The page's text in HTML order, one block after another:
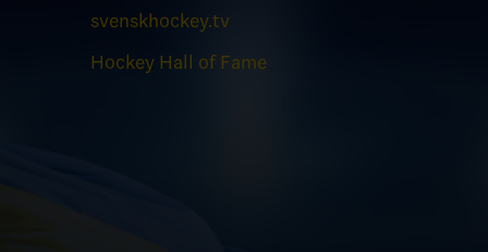
svenskhockey.tv
Hockey Hall of Fame